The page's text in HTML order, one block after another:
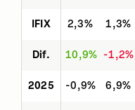
IFIX 2,3% 1,3%
Dif. 10,9% -1,2%
2025 -0,9% 6,9%